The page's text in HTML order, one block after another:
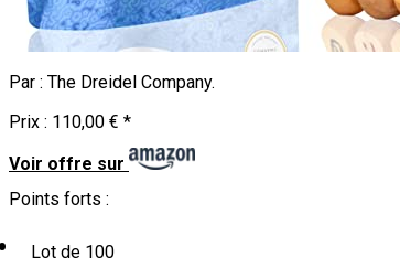
Par : The Dreidel Company.
Prix : 110,00 € *
Voir offre sur
Points forts :
Lot de 100